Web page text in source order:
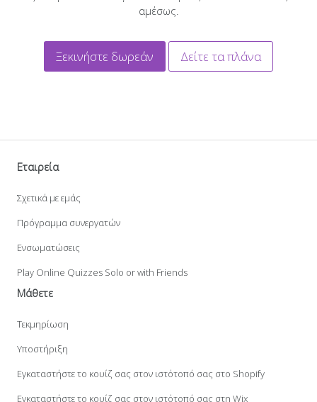
αμέσως.
Ξεκινήστε δωρεάν Δείτε τα πλάνα
Εταιρεία
Σχετικά με εμάς
Πρόγραμμα συνεργατών
Ενσωματώσεις
Play Online Quizzes Solo or with Friends
Μάθετε
Τεκμηρίωση
Υποστήριξη
Εγκαταστήστε το κουίζ σας στον ιστότοπό σας στο Shopify
Εγκαταστήστε το κουίζ σας στον ιστότοπό σας στη Wix